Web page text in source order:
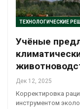
Учёные
Дек 12, 2025
Корректировка
инструментом